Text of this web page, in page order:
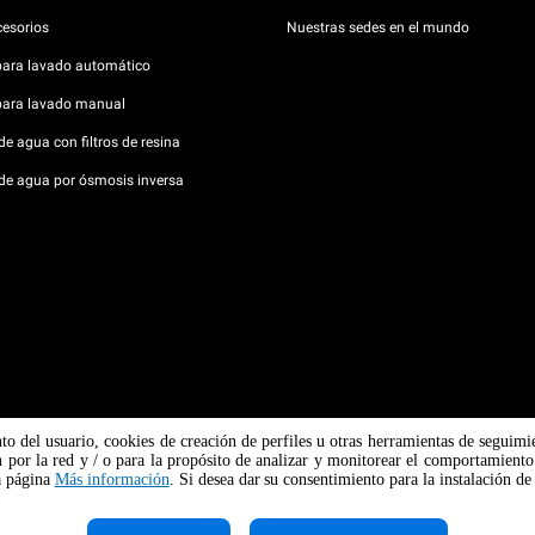
lavado automático
lavado manual
agua con filtros de resina
agua por ósmosis inversa
Nuestras sedes en el mundo
n
CF
Aviso
del usuario, cookies de creación de perfiles u otras herramientas de
la red y / o para la propósito de analizar y monitorear el
página Más información. Si desea dar su consentimiento para la instalación